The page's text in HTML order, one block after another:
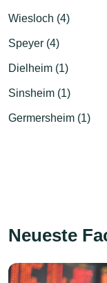
Wiesloch (4)
Speyer (4)
Dielheim (1)
Sinsheim (1)
Germersheim (1)
Neueste